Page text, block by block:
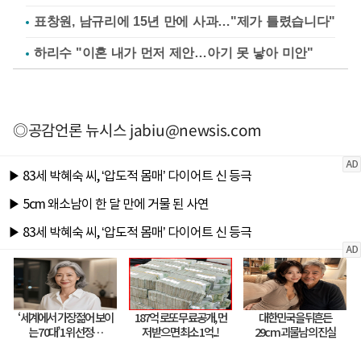
표창원, 남규리에 15년 만에 사과…"제가 틀렸습니다"
하리수 "이혼 내가 먼저 제안…아기 못 낳아 미안"
◎공감언론 뉴시스jabiu@newsis.com